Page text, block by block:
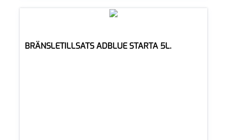
BRÄNSLETILLSATS ADBLUE STARTA 5L.